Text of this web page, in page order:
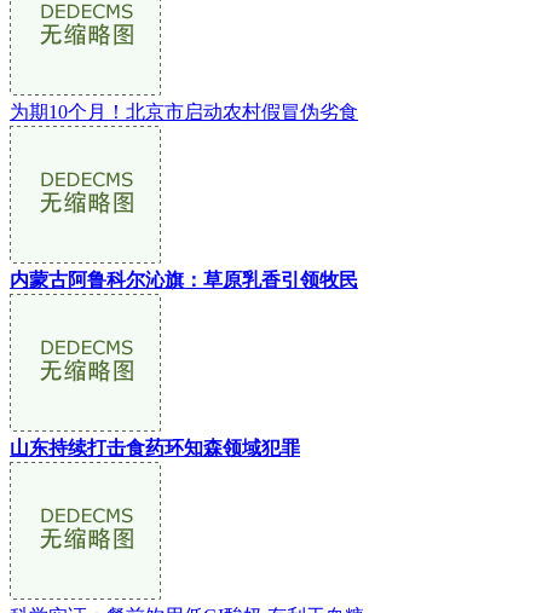
为期10个月！北京市启动农村假冒伪劣食
内蒙古阿鲁科尔沁旗：草原乳香引领牧民
山东持续打击食药环知森领域犯罪